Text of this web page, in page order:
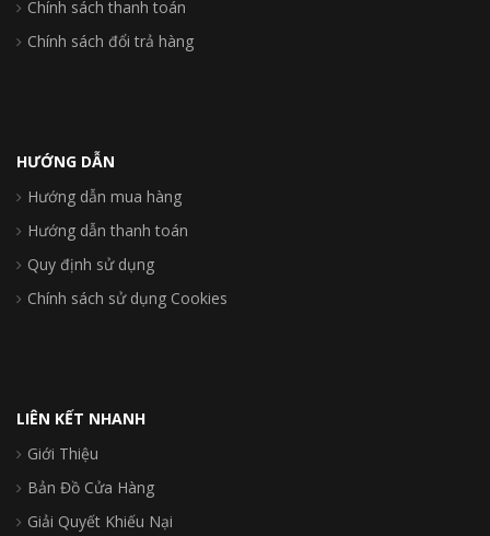
Chính sách thanh toán
Chính sách đổi trả hàng
HƯỚNG DẪN
Hướng dẫn mua hàng
Hướng dẫn thanh toán
Quy định sử dụng
Chính sách sử dụng Cookies
LIÊN KẾT NHANH
Giới Thiệu
Bản Đồ Cửa Hàng
Giải Quyết Khiếu Nại